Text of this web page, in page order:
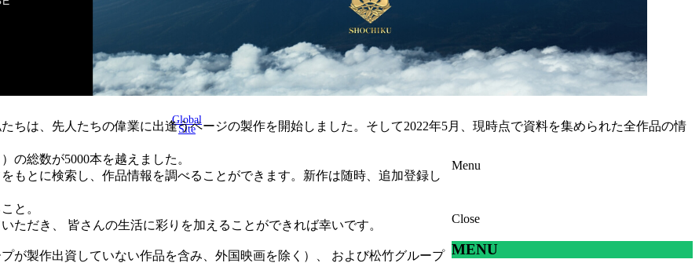
Global
Site
Menu
Close
MENU
ちは、先人たちの偉業に出逢うページの製作を開始しました。そして2022年5月、現時点で資料を集められた全作品の情
の総数が5000本を越えました。
もとに検索し、作品情報を調べることができます。新作は随時、追加登録し
と。
ただき、 皆さんの生活に彩りを加えることができれば幸いです。
が製作出資していない作品を含み、外国映画を除く）、 および松竹グループ